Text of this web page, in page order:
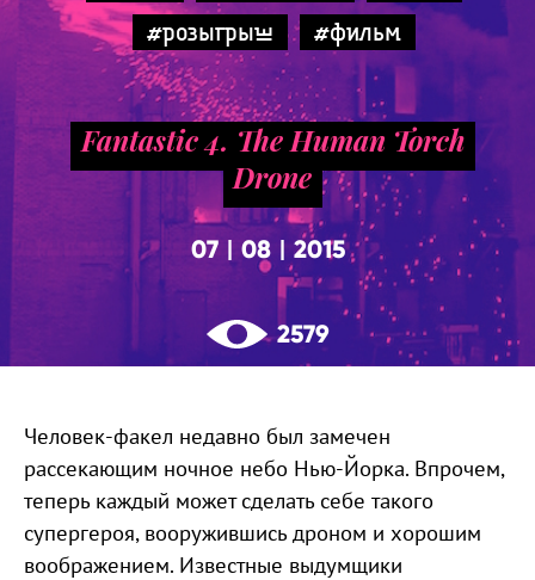
#розыгрыш
#фильм
Fantastic 4. The Human Torch
Drone
07 08 2015
2579
Человек-факел недавно был замечен
рассекающим ночное небо Нью-Йорка. Впрочем,
теперь каждый может сделать себе такого
супергероя, вооружившись дроном и хорошим
воображением. Известные выдумщики